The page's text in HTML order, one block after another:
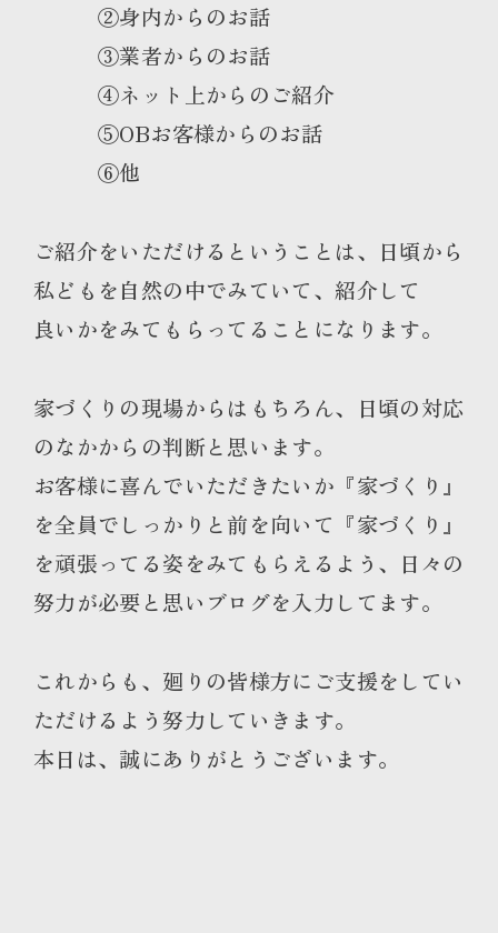
②身内からのお話
③業者からのお話
④ネット上からのご紹介
⑤OBお客様からのお話
⑥他
ご紹介をいただけるということは、日頃から
私どもを自然の中でみていて、紹介して
良いかをみてもらってることになります。
家づくりの現場からはもちろん、日頃の対応
のなかからの判断と思います。
お客様に喜んでいただきたいか『家づくり』
を全員でしっかりと前を向いて『家づくり』
を頑張ってる姿をみてもらえるよう、日々の
努力が必要と思いブログを入力してます。
これからも、廻りの皆様方にご支援をしてい
ただけるよう努力していきます。
本日は、誠にありがとうございます。